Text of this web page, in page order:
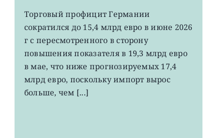
EWG:
немецкий
экспорт
вырос
4-
летнего
Торговый профицит Германии
сократился до 15,4 млрд евро в июне 2026
г с пересмотренного в сторону
повышения показателя в 19,3 млрд евро
в мае, что ниже прогнозируемых 17,4
млрд евро, поскольку импорт вырос
больше, чем [...]